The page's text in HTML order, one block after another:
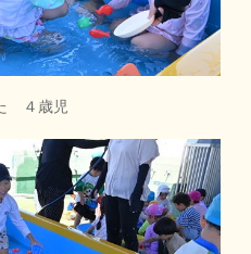
４歳児